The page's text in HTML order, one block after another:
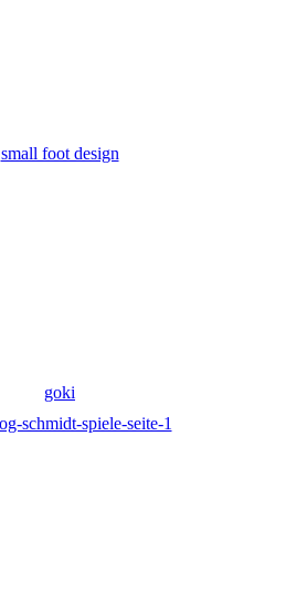
small foot design
goki